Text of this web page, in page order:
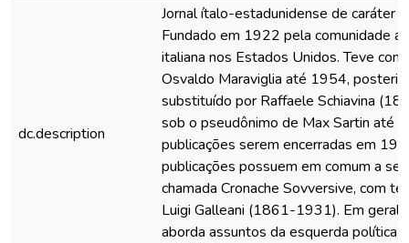
dc.description
Jornal ítalo-estadunidense de caráter
Fundado em 1922 pela comunidade
italiana nos Estados Unidos. Teve
Osvaldo Maraviglia até 1954,
substituído por Raffaele Schiavina
sob o pseudônimo de Max Sartin até
publicações serem encerradas em
publicações possuem em comum a
chamada Cronache Sovversive, com
Luigi Galleani (1861-1931). Em geral,
aborda assuntos da esquerda política,